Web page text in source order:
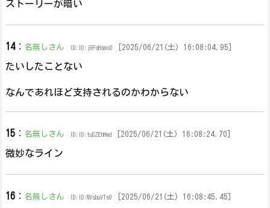
ストーリーが暗い
14： 名無しさん ID:ID:j9FqHsms0 [2025/06/21(土) 16:08:04.95]
たいしたことない
なんであれほど支持されるのかわからない
15 ： 名無しさん ID:ID:tuSZEhHwd [2025/06/21(土) 16:08:24.70]
微妙なライン
16 ： 名無しさん ID:ID:NVsbuVTs0 [2025/06/21(土) 16:08:45.45]